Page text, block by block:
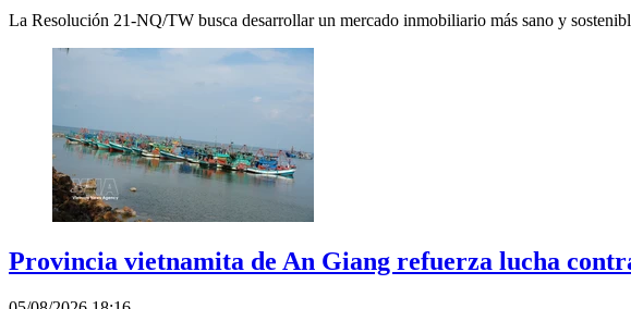
La Resolución 21-NQ/TW busca desarrollar un mercado inmobiliario más sano y
Provincia vietnamita de An Giang refuerza lucha